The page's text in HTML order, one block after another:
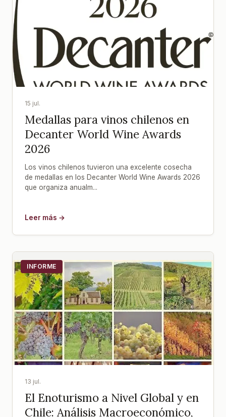
15 jul.
Medallas para vinos chilenos en
Decanter World Wine Awards
2026
Los vinos chilenos tuvieron una excelente cosecha
de medallas en los Decanter World Wine Awards 2026
que organiza anualm...
Leer más →
INFORME
13 jul.
El Enoturismo a Nivel Global y en
Chile: Análisis Macroeconómico,